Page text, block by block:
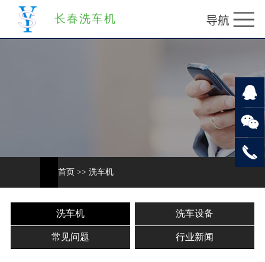
长春洗车机
首页 >> 洗车机
洗车机 洗车设备
常见问题 行业新闻